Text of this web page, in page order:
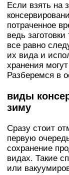
Если взять на
потраченное
ведь
все равно
их вида и
хранения
Разберемся в
виды
зиму
Сразу стоит
первую
сохранение
видах. Такие
или